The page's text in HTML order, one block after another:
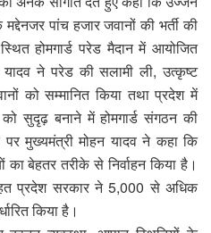
पांच हजार जवानों की भर्ती की
होमगार्ड परेड मैदान में आयोजित
यादव ने परेड की सलामी ली, उत्कृष्ट
को सम्मानित किया तथा प्रदेश में
सुदृढ़ बनाने में होमगार्ड संगठन की
मुख्यमंत्री मोहन यादव ने कहा कि
का बेहतर तरीके से निर्वाहन किया है।
प्रदेश सरकार ने 5,000 से अधिक
किया है।